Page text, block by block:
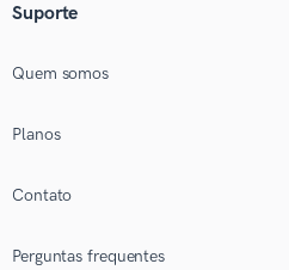
Suporte
Quem somos
Planos
Contato
Perguntas frequentes